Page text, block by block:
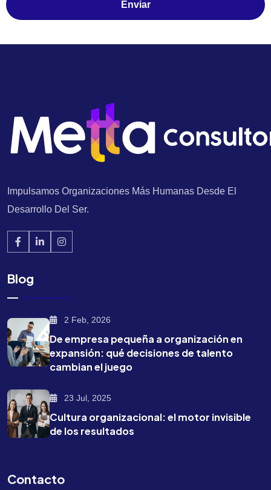
Enviar
Impulsamos Organizaciones Más Humanas Desde El
Desarrollo Del Ser.
Blog
2 Feb, 2026
De empresa pequeña a organización en
expansión: qué decisiones de talento
cambian el juego
23 Jul, 2025
Cultura organizacional: el motor invisible
de los resultados
Contacto